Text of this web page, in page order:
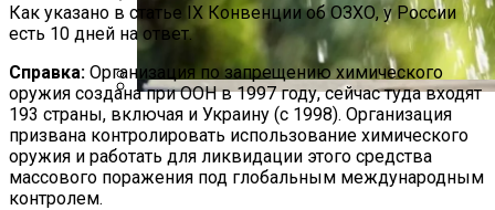
Международная Реакция На Тарифы
Трампа: Что Стоит На Кону
Кризис Безопасности На Гаити:
Ужасающая Реальность Безнадежной
Обстановки
В Украине Вновь Ожидаются
Проливные Дожди
Как указано в статье IX Конвенции об ОЗХО, у России
есть 10 дней на ответ.
Справка: Организация по запрещению химического
оружия создана при ООН в 1997 году, сейчас туда входят
193 страны, включая и Украину (с 1998). Организация
призвана контролировать использование химического
оружия и работать для ликвидации этого средства
массового поражения под глобальным международным
контролем.